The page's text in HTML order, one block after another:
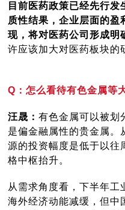
目前医药政策已经先行
质性结果，企业层面的盈
现，将对医药公司形成明
许应该加大对医药板块的
Q：怎么看待有色金属等
汪晟：有色金属可以被划
是偏金融属性的贵金属。
源的投资幅度是低于以往
格中枢抬升。
从需求角度看，下半年工
海外经济动能减缓，但中